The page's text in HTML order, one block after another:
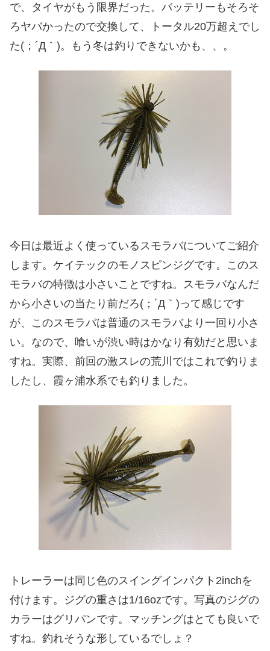
で、タイヤがもう限界だった。バッテリーもそろそ
ろヤバかったので交換して、トータル20万超えでし
た(；´Д｀)。もう冬は釣りできないかも、、。
今日は最近よく使っているスモラバについてご紹介
します。ケイテックのモノスピンジグです。このス
モラバの特徴は小さいことですね。スモラバなんだ
から小さいの当たり前だろ(；´Д｀)って感じです
が、このスモラバは普通のスモラバより一回り小さ
い。なので、喰いが渋い時はかなり有効だと思いま
すね。実際、前回の激スレの荒川ではこれで釣りま
したし、霞ヶ浦水系でも釣りました。
トレーラーは同じ色のスイングインパクト2inchを
付けます。ジグの重さは1/16ozです。写真のジグの
カラーはグリパンです。マッチングはとても良いで
すね。釣れそうな形しているでしょ？